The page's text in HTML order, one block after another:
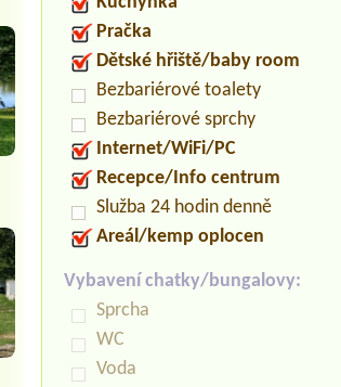
Pračka
Dětské hřiště/baby room
Bezbariérové toalety
Bezbariérové sprchy
Internet/WiFi/PC
Recepce/Info centrum
Služba 24 hodin denně
Areál/kemp oplocen
Vybavení chatky/bungalovy:
Sprcha
WC
Voda